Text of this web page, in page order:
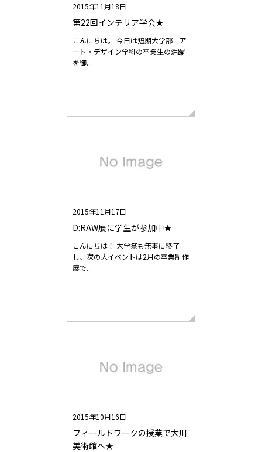
2015年11月18日
第22回インテリア学会★
こんにちは。 今日は短期大学部 ア
ート・デザイン学科の卒業生の活躍
を御...
2015年11月17日
D:RAW展に学生が参加中★
こんにちは！ 大学祭も無事に終了
し、次の大イベントは2月の卒業制作
展で...
2015年10月16日
フィールドワークの授業で大川
美術館へ★